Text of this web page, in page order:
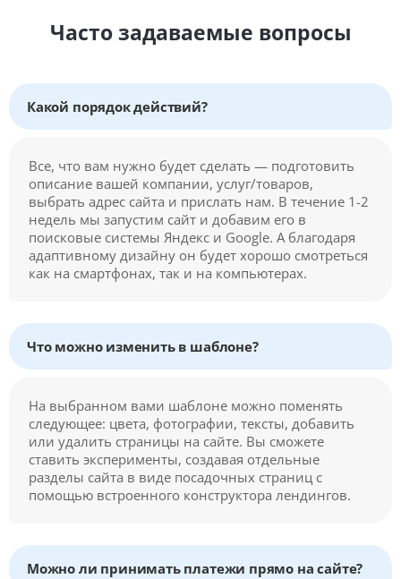
Часто задаваемые вопросы
Какой порядок действий?
Все, что вам нужно будет сделать — подготовить
описание вашей компании, услуг/товаров,
выбрать адрес сайта и прислать нам. В течение 1-2
недель мы запустим сайт и добавим его в
поисковые системы Яндекс и Google. А благодаря
адаптивному дизайну он будет хорошо смотреться
как на смартфонах, так и на компьютерах.
Что можно изменить в шаблоне?
На выбранном вами шаблоне можно поменять
следующее: цвета, фотографии, тексты, добавить
или удалить страницы на сайте. Вы сможете
ставить эксперименты, создавая отдельные
разделы сайта в виде посадочных страниц с
помощью встроенного конструктора лендингов.
Можно ли принимать платежи прямо на сайте?